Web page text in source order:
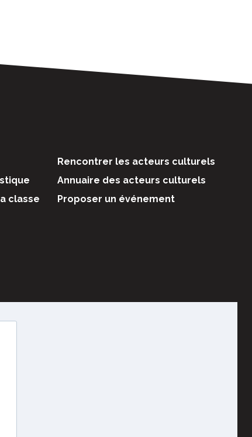
classe
Rencontrer les acteurs culturels
Annuaire des acteurs culturels
Proposer un événement